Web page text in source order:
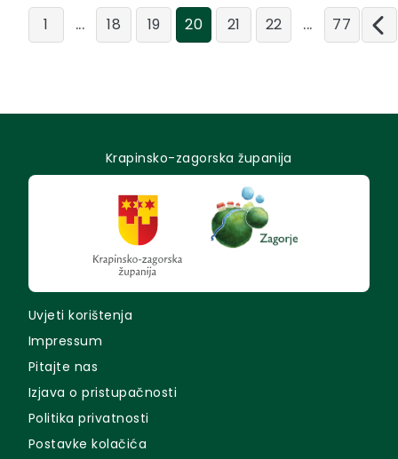
1 ... 18 19 20 21 22 ... 77
Krapinsko-zagorska županija
Uvjeti korištenja
Impressum
Pitajte nas
Izjava o pristupačnosti
Politika privatnosti
Postavke kolačića